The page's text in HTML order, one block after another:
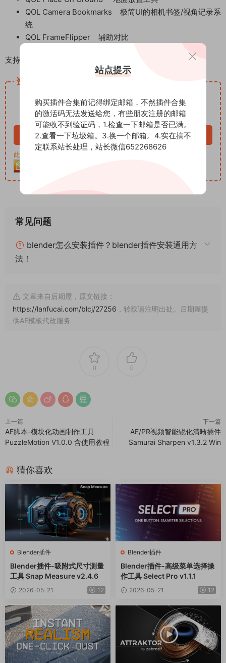
QOL Camera Bookmarks 极简UI的相机书签/视角记录系
统
QOL FrameFlipper 辅助对比
支持软件版本 Blender 5.0 – 5.1
资源下载
下载价格 12积分
VIP免费
立即购买
此资源购买后30天内可下载。客服QQ：652268626
常见问题
blender怎么安装插件？blender插件安装通用方
法！
文章来自后期屋，原文链接：
https://lanfucai.com/blcj/27256 ，转载请注明出处。后期屋提
供AE模板代改服务
0 0
上一篇
AE脚本-模块化动画制作工具
PuzzleMotion V1.0.0 含使用教程
下一篇
AE/PR视频智能锐化清晰插件
Samurai Sharpen v1.3.2 Win
猜你喜欢
Blender插件
Blender插件-吸附式尺寸测量
工具 Snap Measure v2.4.6
2026-05-21 12
Blender插件
Blender插件-高级菜单选择操
作工具 Select Pro v1.1.1
2026-05-21 12
站点提示
购买插件合集前记得绑定邮箱，不然插件合集
的激活码无法发送给您，有些朋友注册的邮箱
可能收不到验证码，1.检查一下邮箱是否已满。
2.查看一下垃圾箱。3.换一个邮箱。4.实在搞不
定联系站长处理，站长微信652268626